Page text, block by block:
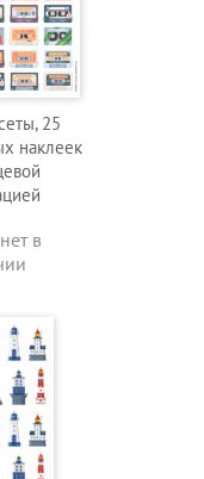
25
наклеек
в